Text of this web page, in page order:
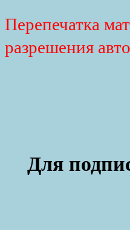
Перепечатка
разрешения
Для